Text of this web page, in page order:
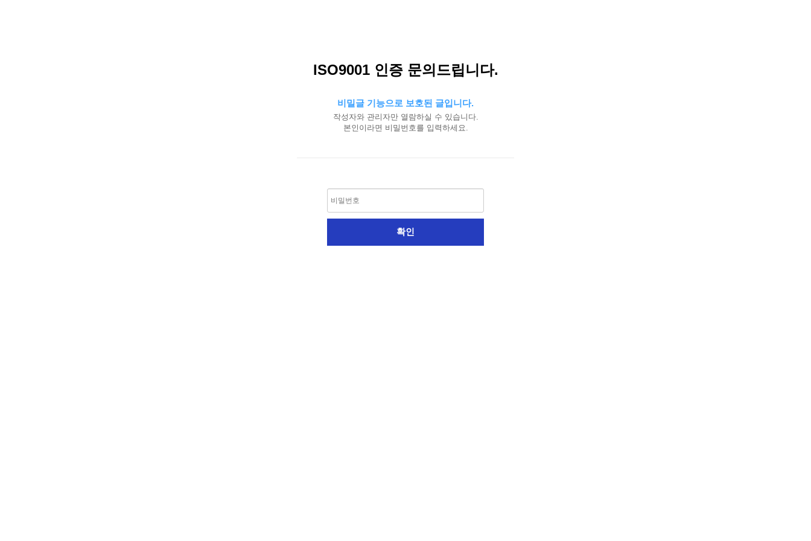
ISO9001 인증 문의드립니다.
비밀글 기능으로 보호된 글입니다.
작성자와 관리자만 열람하실 수 있습니다.
본인이라면 비밀번호를 입력하세요.